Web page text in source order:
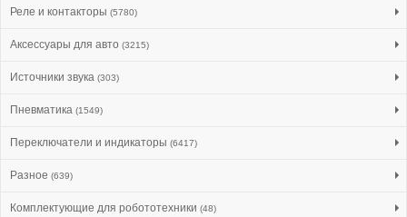
Реле и контакторы (5780)
Аксессуары для авто (3215)
Источники звука (303)
Пневматика (1549)
Переключатели и индикаторы (6417)
Разное (639)
Комплектующие для робототехники (48)